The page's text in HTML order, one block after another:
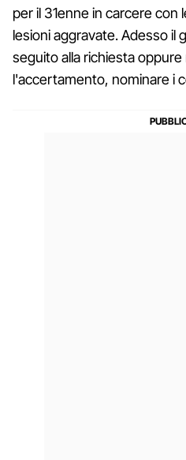
per il 31enne in carcere con
lesioni aggravate. Adesso il
seguito alla richiesta
l'accertamento, nominare i